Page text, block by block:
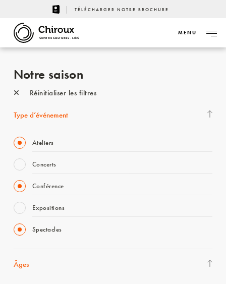
TÉLÉCHARGER NOTRE BROCHURE
CENTRE CULTUREL - LIÈGE
MENU
Notre saison
Réinitialiser les filtres
Type d’événement
Ateliers
Concerts
Conférence
Expositions
Spectacles
Âges